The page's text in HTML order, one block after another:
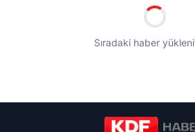
İstanbul'un En
düşünenler için uzmanlar yeni